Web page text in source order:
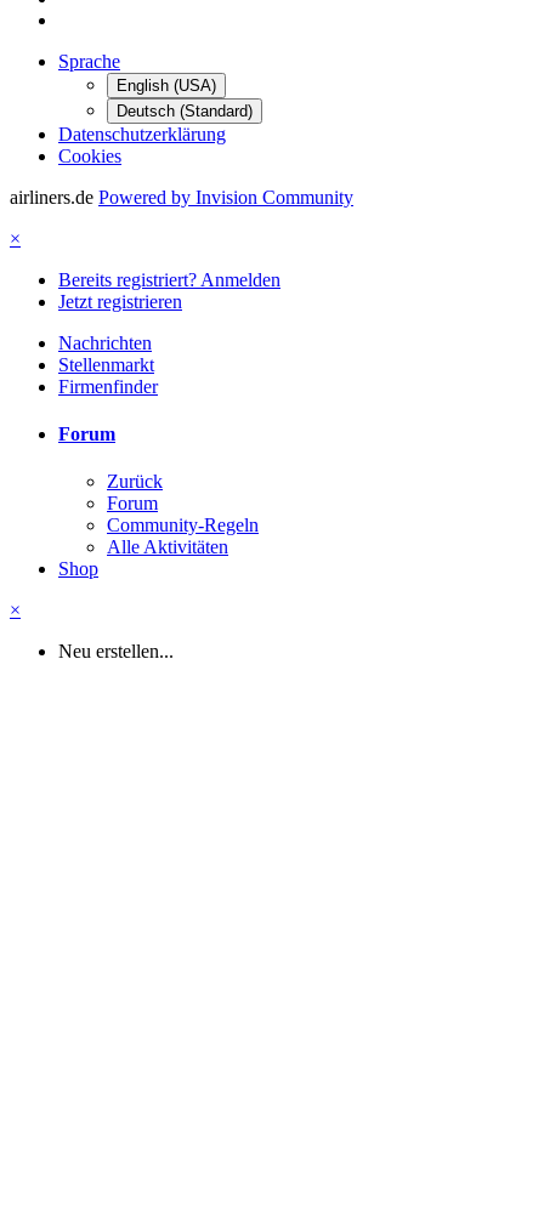
Sprache
English (USA)
Deutsch (Standard)
Datenschutzerklärung
Cookies
airliners.de Powered by Invision Community
×
Bereits registriert? Anmelden
Jetzt registrieren
Nachrichten
Stellenmarkt
Firmenfinder
Forum
Zurück
Forum
Community-Regeln
Alle Aktivitäten
Shop
×
Neu erstellen...